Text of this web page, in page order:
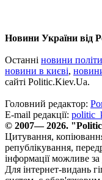
Новини України від
Останні новини
новини в києві,
сайті Politic.Kiev.Ua.
Головний редактор:
E-mail редакції:
© 2007— 2026.
Цитування,
републікування,
інформації можливе
Для інтернет-видань